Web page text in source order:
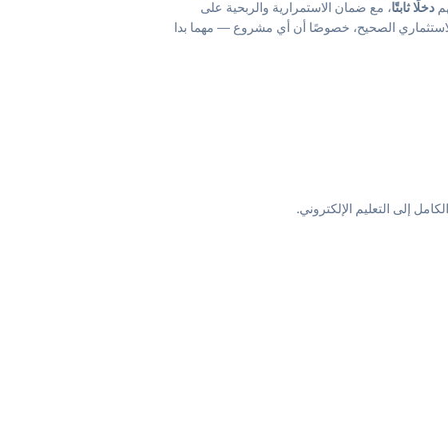
دخلًا ثابتًا، مع ضمان الاستمرارية والربحية على
الاستثماري الصحيح، خصوصًا أن أي مشروع — مهما بدا
إلى التعليم الإلكتروني.